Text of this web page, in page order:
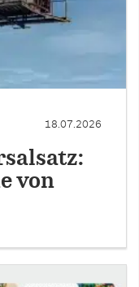
18.07.2026
von